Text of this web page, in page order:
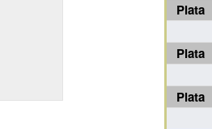
Plata
Plata
Plata